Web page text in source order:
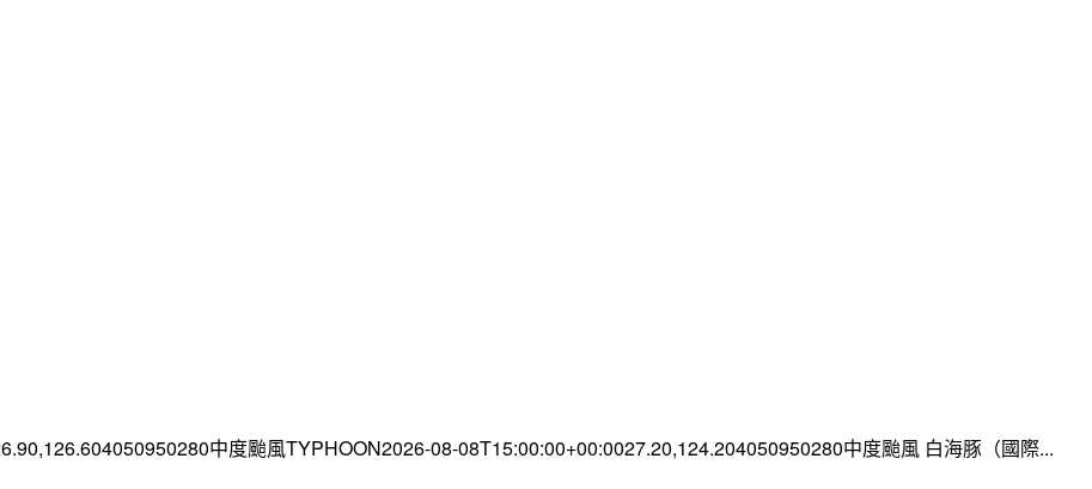
中度颱風TYPHOON2026-08-08T15:00:00+00:0027.20,124.204050950280中度颱風 白海豚（國際...